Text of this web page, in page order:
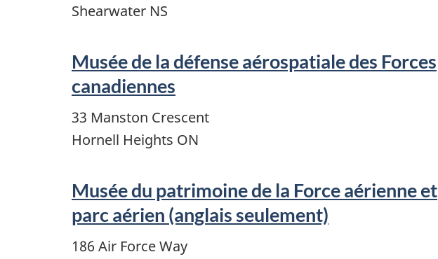
Shearwater NS
Musée de la défense aérospatiale des Forces
canadiennes
33 Manston Crescent
Hornell Heights ON
Musée du patrimoine de la Force aérienne et
parc aérien (anglais seulement)
186 Air Force Way